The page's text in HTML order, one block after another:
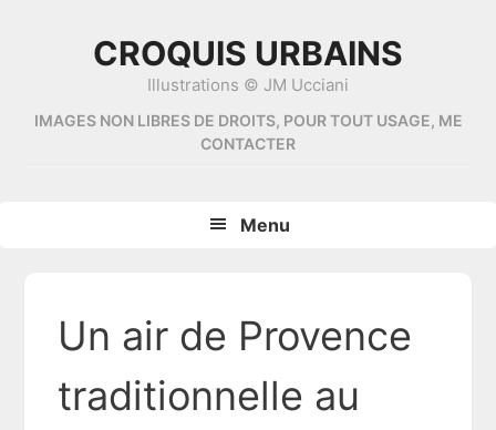
CROQUIS URBAINS
Illustrations © JM Ucciani
IMAGES NON LIBRES DE DROITS, POUR TOUT USAGE, ME
CONTACTER
Menu
Un air de Provence
traditionnelle au